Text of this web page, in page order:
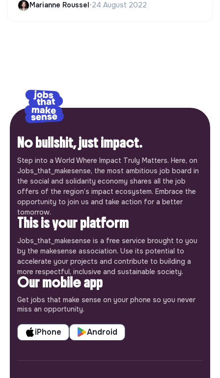
Marianne Roussel •24 August 2022
No bullshit, just impact.
Step into a World Where Impact Truly Matters. Here, on
Jobs_that_makesense, the most ambitious job board in
the social and solidarity economy shares all the job
offers of the region’s impact ecosystem. Embrace the
opportunity to join us and take action for a better
tomorrow.
This is your platform
Jobs_that_makesense is a free service brought to you
by the makesense association. Use its potential to
accelerate your projects and contribute to building a
more respectful, inclusive and sustainable society.
Our mobile app
Get jobs that make sense on your phone so you never
miss an opportunity.
iPhone Android